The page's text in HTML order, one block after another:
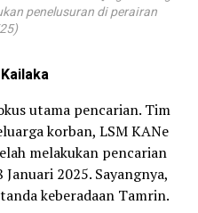
penelusuran di perairan
utama pencarian. Tim
korban, LSM KANe
melakukan pencarian
2025. Sayangnya,
keberadaan Tamrin.